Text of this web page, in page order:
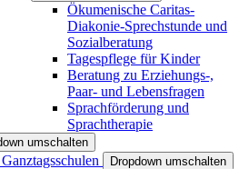
Ökumenische Caritas-
Diakonie-Sprechstunde und
Sozialberatung
Tagespflege für Kinder
Beratung zu Erziehungs-,
Paar- und Lebensfragen
Sprachförderung und
Sprachtherapie
umschalten
Dropdown umschalten